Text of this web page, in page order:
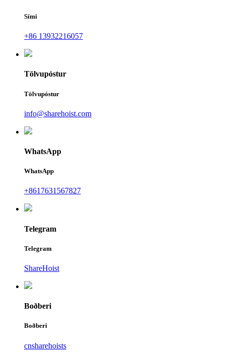
Sími
+86 13932216057
Tölvupóstur
Tölvupóstur
info@sharehoist.com
WhatsApp
WhatsApp
+8617631567827
Telegram
Telegram
ShareHoist
Boðberi
Boðberi
cnsharehoists